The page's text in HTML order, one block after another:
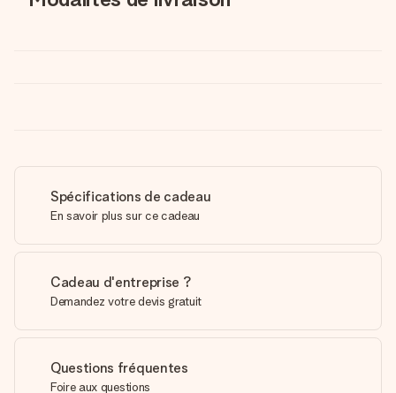
Spécifications de cadeau
En savoir plus sur ce cadeau
Cadeau d'entreprise ?
Demandez votre devis gratuit
Questions fréquentes
Foire aux questions